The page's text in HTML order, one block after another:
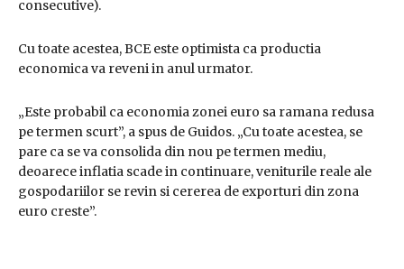
consecutive).
Cu toate acestea, BCE este optimista ca productia
economica va reveni in anul urmator.
„Este probabil ca economia zonei euro sa ramana redusa
pe termen scurt”, a spus de Guidos. „Cu toate acestea, se
pare ca se va consolida din nou pe termen mediu,
deoarece inflatia scade in continuare, veniturile reale ale
gospodariilor se revin si cererea de exporturi din zona
euro creste”.